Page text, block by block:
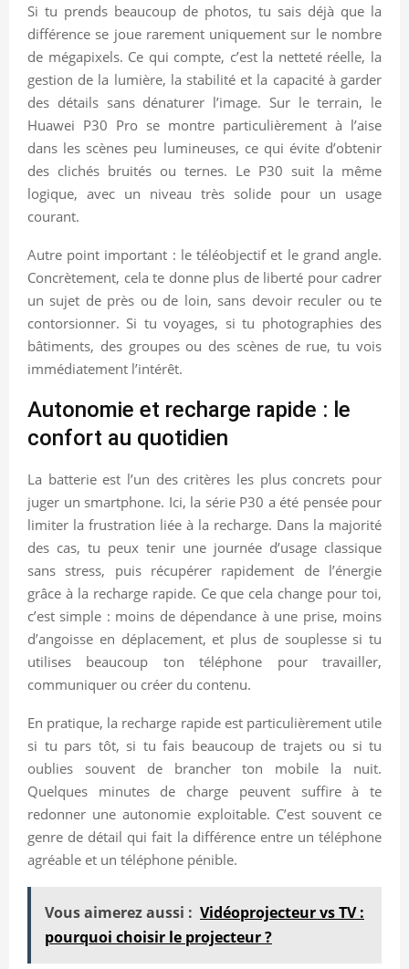
Si tu prends beaucoup de photos, tu sais déjà que la
différence se joue rarement uniquement sur le nombre
de mégapixels. Ce qui compte, c’est la netteté réelle, la
gestion de la lumière, la stabilité et la capacité à garder
des détails sans dénaturer l’image. Sur le terrain, le
Huawei P30 Pro se montre particulièrement à l’aise
dans les scènes peu lumineuses, ce qui évite d’obtenir
des clichés bruités ou ternes. Le P30 suit la même
logique, avec un niveau très solide pour un usage
courant.
Autre point important : le téléobjectif et le grand angle.
Concrètement, cela te donne plus de liberté pour cadrer
un sujet de près ou de loin, sans devoir reculer ou te
contorsionner. Si tu voyages, si tu photographies des
bâtiments, des groupes ou des scènes de rue, tu vois
immédiatement l’intérêt.
Autonomie et recharge rapide : le
confort au quotidien
La batterie est l’un des critères les plus concrets pour
juger un smartphone. Ici, la série P30 a été pensée pour
limiter la frustration liée à la recharge. Dans la majorité
des cas, tu peux tenir une journée d’usage classique
sans stress, puis récupérer rapidement de l’énergie
grâce à la recharge rapide. Ce que cela change pour toi,
c’est simple : moins de dépendance à une prise, moins
d’angoisse en déplacement, et plus de souplesse si tu
utilises beaucoup ton téléphone pour travailler,
communiquer ou créer du contenu.
En pratique, la recharge rapide est particulièrement utile
si tu pars tôt, si tu fais beaucoup de trajets ou si tu
oublies souvent de brancher ton mobile la nuit.
Quelques minutes de charge peuvent suffire à te
redonner une autonomie exploitable. C’est souvent ce
genre de détail qui fait la différence entre un téléphone
agréable et un téléphone pénible.
Vous aimerez aussi : Vidéoprojecteur vs TV :
pourquoi choisir le projecteur ?